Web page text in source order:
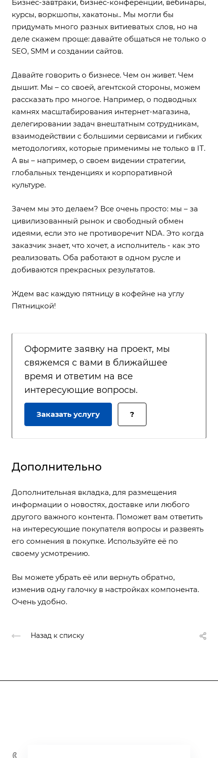
Бизнес-завтраки, бизнес-конференции, вебинары,
курсы, воркшопы, хакатоны.. Мы могли бы
придумать много разных витиеватых слов, но на
деле скажем проще: давайте общаться не только о
SEO, SMM и создании сайтов.
Давайте говорить о бизнесе. Чем он живет. Чем
дышит. Мы – со своей, агентской стороны, можем
рассказать про многое. Например, о подводных
камнях масштабирования интернет-магазина,
делегировании задач внештатным сотрудникам,
взаимодействии с большими сервисами и гибких
методологиях, которые применимы не только в IT.
А вы – например, о своем видении стратегии,
глобальных тенденциях и корпоративной
культуре.
Зачем мы это делаем? Все очень просто: мы – за
цивилизованный рынок и свободный обмен
идеями, если это не противоречит NDA. Это когда
заказчик знает, что хочет, а исполнитель - как это
реализовать. Оба работают в одном русле и
добиваются прекрасных результатов.
Ждем вас каждую пятницу в кофейне на углу
Пятницкой!
Оформите заявку на проект, мы
свяжемся с вами в ближайшее
время и ответим на все
интересующие вопросы.
Заказать услугу ?
Дополнительно
Дополнительная вкладка, для размещения
информации о новостях, доставке или любого
другого важного контента. Поможет вам ответить
на интересующие покупателя вопросы и развеять
его сомнения в покупке. Используйте её по
своему усмотрению.
Вы можете убрать её или вернуть обратно,
изменив одну галочку в настройках компонента.
Очень удобно.
Назад к списку